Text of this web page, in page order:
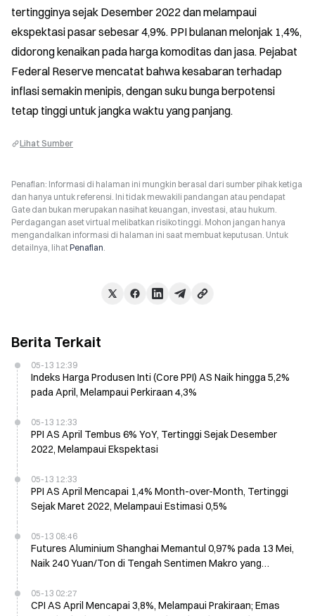
tertingginya sejak Desember 2022 dan melampaui
ekspektasi pasar sebesar 4,9%. PPI bulanan melonjak 1,4%,
didorong kenaikan pada harga komoditas dan jasa. Pejabat
Federal Reserve mencatat bahwa kesabaran terhadap
inflasi semakin menipis, dengan suku bunga berpotensi
tetap tinggi untuk jangka waktu yang panjang.
Lihat Sumber
Penafian: Informasi di halaman ini mungkin berasal dari sumber pihak ketiga
dan hanya untuk referensi. Ini tidak mewakili pandangan atau pendapat
Gate dan bukan merupakan nasihat keuangan, investasi, atau hukum.
Perdagangan aset virtual melibatkan risiko tinggi. Mohon jangan hanya
mengandalkan informasi di halaman ini saat membuat keputusan. Untuk
detailnya, lihatPenafian.
Berita Terkait
05-13 12:39
Indeks Harga Produsen Inti (Core PPI) AS Naik hingga 5,2%
pada April, Melampaui Perkiraan 4,3%
05-13 12:33
PPI AS April Tembus 6% YoY, Tertinggi Sejak Desember
2022, Melampaui Ekspektasi
05-13 12:33
PPI AS April Mencapai 1,4% Month-over-Month, Tertinggi
Sejak Maret 2022, Melampaui Estimasi 0,5%
05-13 08:46
Futures Aluminium Shanghai Memantul 0,97% pada 13 Mei,
Naik 240 Yuan/Ton di Tengah Sentimen Makro yang
05-13 02:27
CPI AS April Mencapai 3,8%, Melampaui Prakiraan; Emas